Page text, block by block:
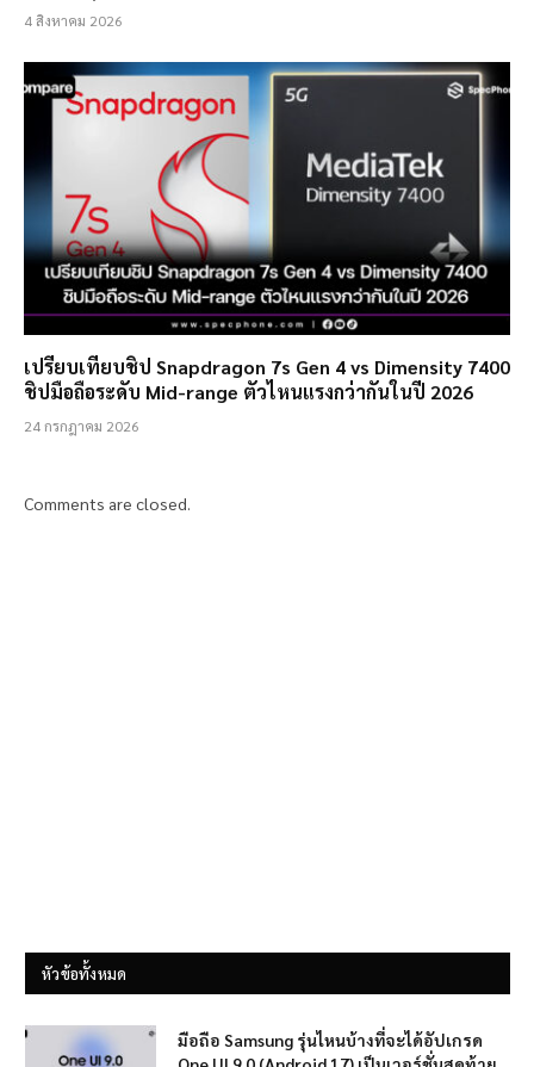
4 สิงหาคม 2026
เปรียบเทียบชิป Snapdragon 7s Gen 4 vs Dimensity 7400
ชิปมือถือระดับ Mid-range ตัวไหนแรงกว่ากันในปี 2026
24 กรกฎาคม 2026
Comments are closed.
หัวข้อทั้งหมด
มือถือ Samsung รุ่นไหนบ้างที่จะได้อัปเกรด